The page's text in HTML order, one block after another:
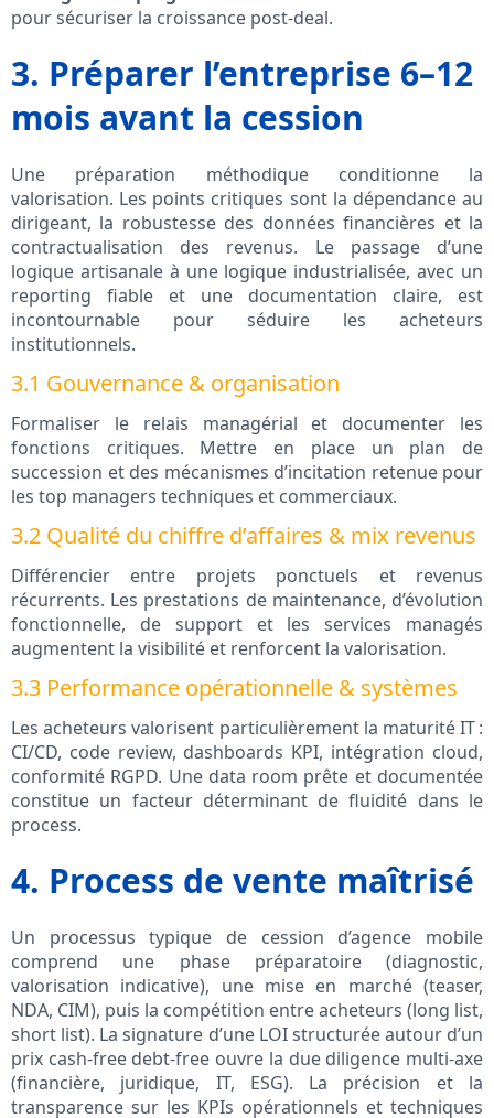
pour sécuriser la croissance post‑deal.
3. Préparer l’entreprise 6–12
mois avant la cession
Une préparation méthodique conditionne la
valorisation. Les points critiques sont la dépendance au
dirigeant, la robustesse des données financières et la
contractualisation des revenus. Le passage d’une
logique artisanale à une logique industrialisée, avec un
reporting fiable et une documentation claire, est
incontournable pour séduire les acheteurs
institutionnels.
3.1 Gouvernance & organisation
Formaliser le relais managérial et documenter les
fonctions critiques. Mettre en place un plan de
succession et des mécanismes d’incitation retenue pour
les top managers techniques et commerciaux.
3.2 Qualité du chiffre d’affaires & mix revenus
Différencier entre projets ponctuels et revenus
récurrents. Les prestations de maintenance, d’évolution
fonctionnelle, de support et les services managés
augmentent la visibilité et renforcent la valorisation.
3.3 Performance opérationnelle & systèmes
Les acheteurs valorisent particulièrement la maturité IT :
CI/CD, code review, dashboards KPI, intégration cloud,
conformité RGPD. Une data room prête et documentée
constitue un facteur déterminant de fluidité dans le
process.
4. Process de vente maîtrisé
Un processus typique de cession d’agence mobile
comprend une phase préparatoire (diagnostic,
valorisation indicative), une mise en marché (teaser,
NDA, CIM), puis la compétition entre acheteurs (long list,
short list). La signature d’une LOI structurée autour d’un
prix cash-free debt-free ouvre la due diligence multi‑axe
(financière, juridique, IT, ESG). La précision et la
transparence sur les KPIs opérationnels et techniques